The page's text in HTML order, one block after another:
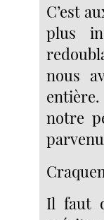
C’est
plus
nous
notre
Il faut